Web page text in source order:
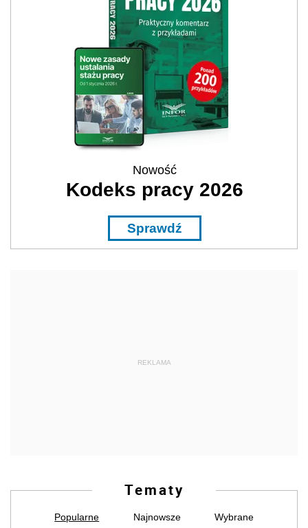
Nowość
Kodeks pracy 2026
Sprawdź
REKLAMA
Tematy
Popularne Najnowsze Wybrane